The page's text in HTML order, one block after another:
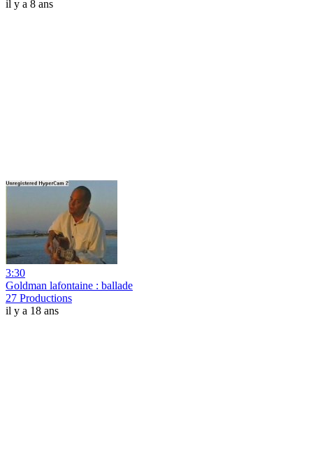
il y a 8 ans
3:30
Goldman lafontaine : ballade
27 Productions
il y a 18 ans